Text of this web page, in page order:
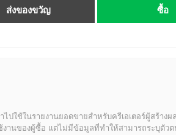
ส่งของขวัญ ซื้อ
ปใช้ในรายงานยอดขายสำหรับครีเอเตอร์ผู้สร้างผ
านของผู้ซื้อ แต่ไม่มีข้อมูลที่ทำให้สามารถระบุตัว